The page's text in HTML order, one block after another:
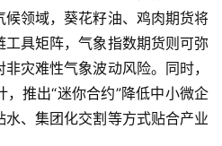
领域，葵花籽油、鸡肉期货将
具矩阵，气象指数期货则可弥
灾难性气象波动风险。同时，
推出“迷你合约”降低中小微企
、集团化交割等方式贴合产业